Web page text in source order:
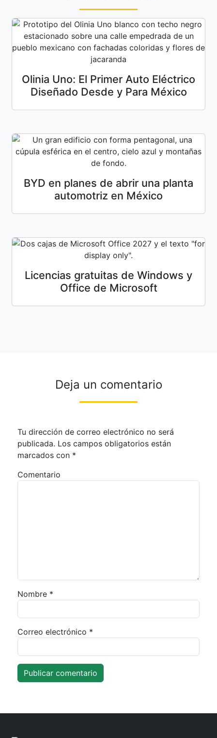
Olinia Uno: El Primer Auto Eléctrico
Diseñado Desde y Para México
BYD en planes de abrir una planta
automotriz en México
Licencias gratuitas de Windows y
Office de Microsoft
Deja un comentario
Tu dirección de correo electrónico no será
publicada. Los campos obligatorios están
marcados con *
Comentario
Nombre *
Correo electrónico *